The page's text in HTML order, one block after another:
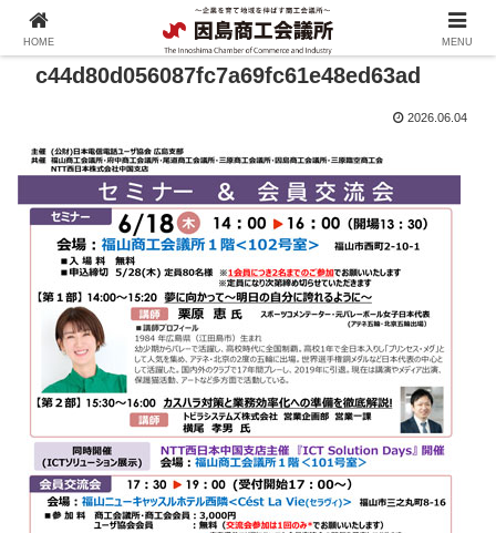
c44d80d056087fc7a69fc61e48ed63ad
2026.06.04
HOME MENU